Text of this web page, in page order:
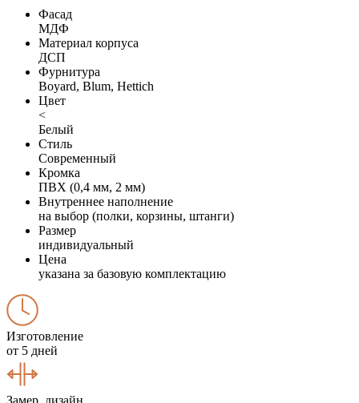
Фасад
МДФ
Материал корпуса
ДСП
Фурнитура
Boyard, Blum, Hettich
Цвет
<
Белый
Стиль
Современный
Кромка
ПВХ (0,4 мм, 2 мм)
Внутреннее наполнение
на выбор (полки, корзины, штанги)
Размер
индивидуальный
Цена
указана за базовую комплектацию
Изготовление
от 5 дней
Замер, дизайн